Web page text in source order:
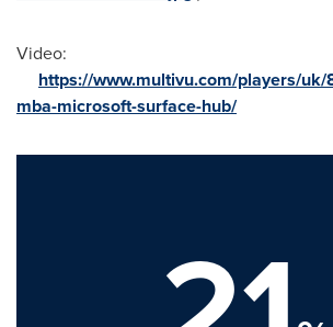
Video:
https://www.multivu.com/players/uk/
mba-microsoft-surface-hub/